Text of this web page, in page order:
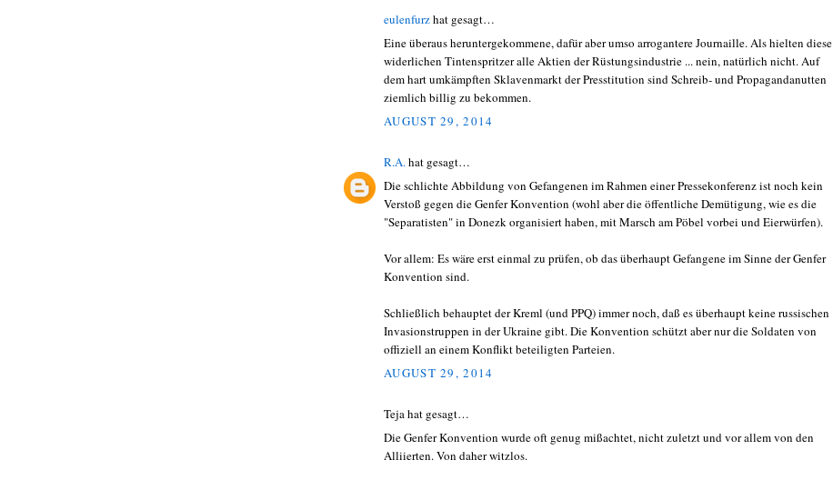
eulenfurzhat gesagt…
Eine überaus heruntergekommene, dafür aber umso arrogantere Journaille. Als hielten diese
widerlichen Tintenspritzer alle Aktien der Rüstungsindustrie ... nein, natürlich nicht. Auf
dem hart umkämpften Sklavenmarkt der Presstitution sind Schreib- und Propagandanutten
ziemlich billig zu bekommen.
AUGUST 29, 2014
R.A.hat gesagt…
Die schlichte Abbildung von Gefangenen im Rahmen einer Pressekonferenz ist noch kein
Verstoß gegen die Genfer Konvention (wohl aber die öffentliche Demütigung, wie es die
"Separatisten" in Donezk organisiert haben, mit Marsch am Pöbel vorbei und Eierwürfen).
Vor allem: Es wäre erst einmal zu prüfen, ob das überhaupt Gefangene im Sinne der Genfer
Konvention sind.
Schließlich behauptet der Kreml (und PPQ) immer noch, daß es überhaupt keine russischen
Invasionstruppen in der Ukraine gibt. Die Konvention schützt aber nur die Soldaten von
offiziell an einem Konflikt beteiligten Parteien.
AUGUST 29, 2014
Teja hat gesagt…
Die Genfer Konvention wurde oft genug mißachtet, nicht zuletzt und vor allem von den
Alliierten. Von daher witzlos.